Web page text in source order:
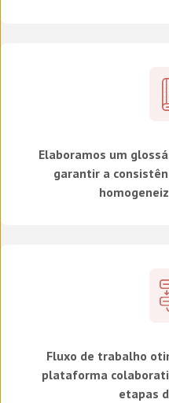
Elaboramos um
garantir a
Fluxo de trabalho
plataforma
etapas